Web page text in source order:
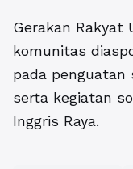
Gerakan Rakyat
komunitas
pada
serta kegiatan
Inggris Raya.